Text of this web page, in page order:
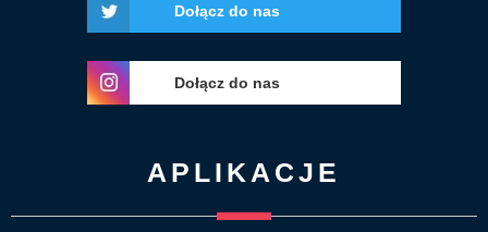
Dołącz do nas
Dołącz do nas
APLIKACJE